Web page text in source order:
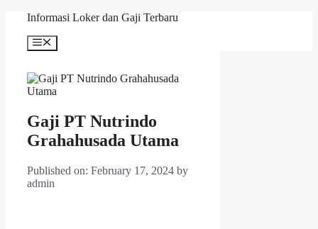
content
Informasi Loker dan Gaji Terbaru
Menu
Gaji PT Nutrindo
Grahahusada Utama
Published on: February 17, 2024 by
admin